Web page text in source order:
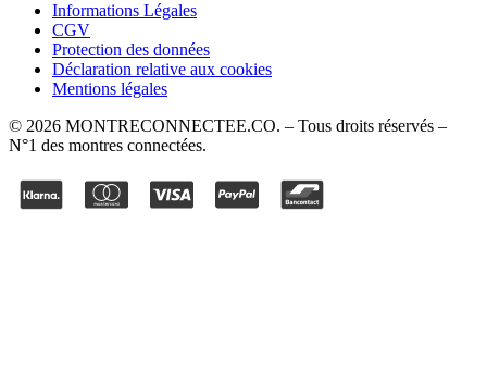
Informations Légales
CGV
Protection des données
Déclaration relative aux cookies
Mentions légales
© 2026 MONTRECONNECTEE.CO. – Tous droits réservés –
N°1 des montres connectées.